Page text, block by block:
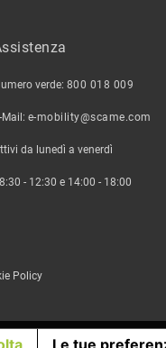
verde: 800 018 009
Mail: e-mobility@scame.com
da lunedì a venerdì
- 12:30 e 14:00 - 18:00
Policy
Le tue